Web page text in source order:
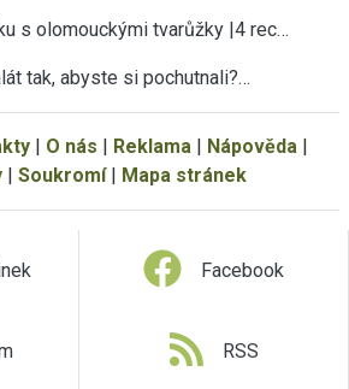
s olomouckými tvarůžky |4 rec…
tak, abyste si pochutnali?…
| O nás Reklama| Nápověda|
| Soukromí| Mapa stránek
Facebook
RSS